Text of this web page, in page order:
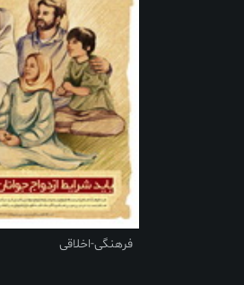
فرهنگی-اخلاقی